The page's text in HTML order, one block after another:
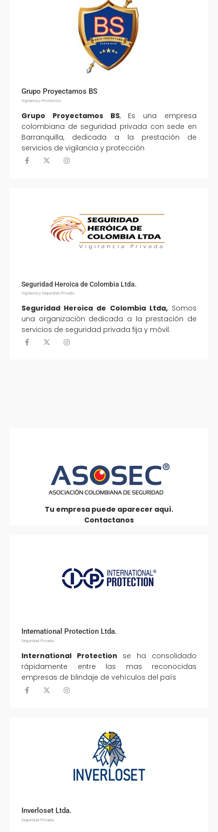
Grupo Proyectamos BS
Vigilancia y Protección
Grupo Proyectamos BS, Es una empresa
colombiana de seguridad privada con sede en
Barranquilla, dedicada a la prestación de
servicios de vigilancia y protección
Seguridad Heroica de Colombia Ltda.
Vigilancia y Seguridad Privada
Seguridad Heroica de Colombia Ltda,Somos
una organización dedicada a la prestación de
servicios de seguridad privada fija y móvil.
Tu empresa puede aparecer aquí.
Contactanos
International Protection Ltda.
Seguridad Privada
International Protection se ha consolidado
rápidamente entre las mas reconocidas
empresas de blindaje de vehículos del país
Inverloset Ltda.
Seguridad Privada